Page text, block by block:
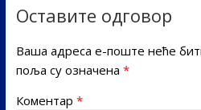
Оставите одговор
Ваша адреса е-поште неће
поља су означена *
Коментар *